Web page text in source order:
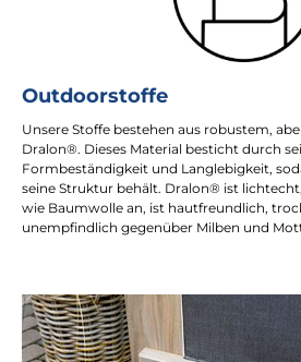
Outdoorstoffe
Unsere Stoffe bestehen aus robustem,
Dralon®. Dieses Material besticht durch
Formbeständigkeit und Langlebigkeit,
seine Struktur behält. Dralon® ist
wie Baumwolle an, ist hautfreundlich,
unempfindlich gegenüber Milben und